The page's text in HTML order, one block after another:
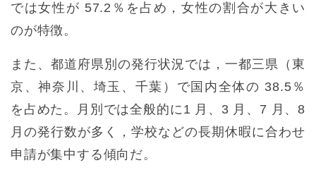
では女性が 57.2％を占め，女性の割合が大きい
のが特徴。
また、都道府県別の発行状況では，一都三県（東
京、神奈川、埼玉、千葉）で国内全体の 38.5％
を占めた。月別では全般的に1 月、3 月、7 月、8
月の発行数が多く，学校などの長期休暇に合わせ
申請が集中する傾向だ。